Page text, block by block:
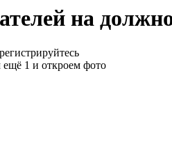
на
1 и откроем фото